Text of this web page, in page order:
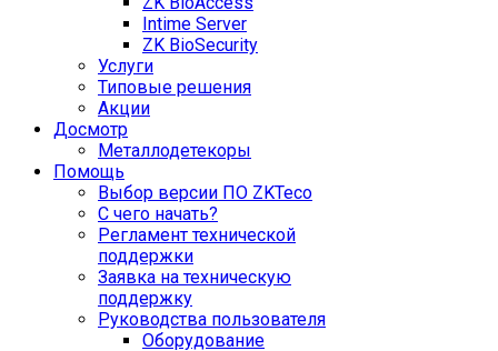
Intime Server
ZK BioSecurity
Услуги
Типовые решения
Акции
Досмотр
Металлодетекоры
Помощь
Выбор версии ПО ZKTeco
С чего начать?
Регламент технической
поддержки
Заявка на техническую
поддержку
Руководства пользователя
Оборудование